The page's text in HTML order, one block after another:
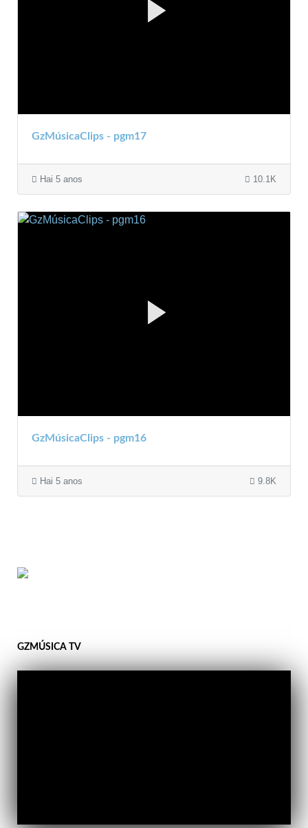
GzMúsicaClips - pgm17
Hai 5 anos 10.1K
GzMúsicaClips - pgm16
Hai 5 anos 9.8K
GZMÚSICA TV